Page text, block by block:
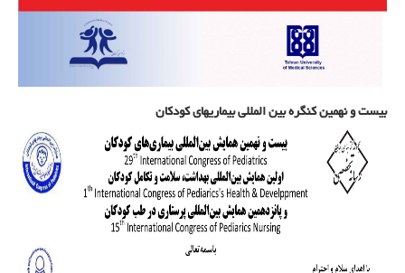
بیست و نهمین کنگره بین المللی بیماریهای کودکان